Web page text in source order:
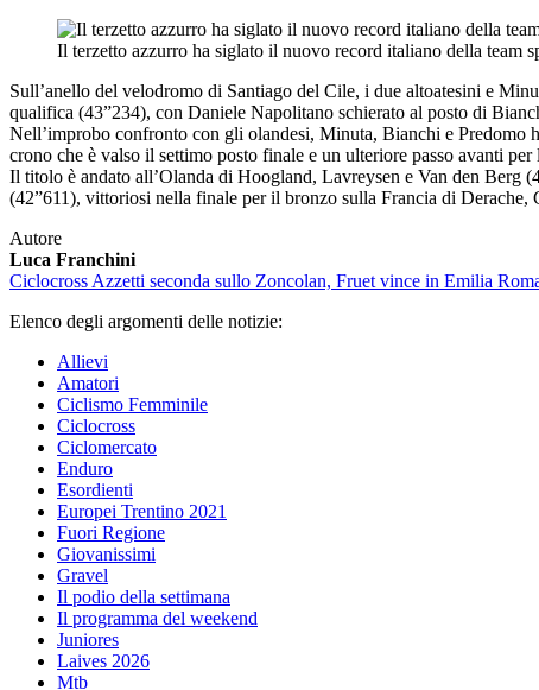
Il terzetto azzurro ha siglato il nuovo record italiano della team
Sull’anello del velodromo di Santiago del Cile, i due altoatesini e
qualifica (43”234), con Daniele Napolitano schierato al posto di
Nell’improbo confronto con gli olandesi, Minuta, Bianchi e
crono che è valso il settimo posto finale e un ulteriore passo avanti
Il titolo è andato all’Olanda di Hoogland, Lavreysen e Van den Berg
(42”611), vittoriosi nella finale per il bronzo sulla Francia di Derache,
Autore
Luca Franchini
Ciclocross Azzetti seconda sullo Zoncolan, Fruet vince in Emilia
Elenco degli argomenti delle notizie:
Allievi
Amatori
Ciclismo Femminile
Ciclocross
Ciclomercato
Enduro
Esordienti
Europei Trentino 2021
Fuori Regione
Giovanissimi
Gravel
Il podio della settimana
Il programma del weekend
Juniores
Laives 2026
Mtb